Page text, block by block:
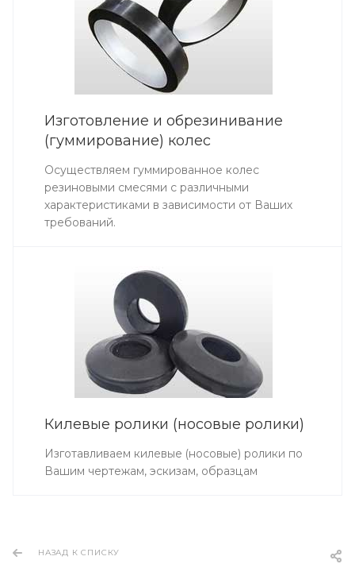
Изготовление и обрезинивание
(гуммирование) колес
Осуществляем гуммированное колес
резиновыми смесями с различными
характеристиками в зависимости от Ваших
требований.
Килевые ролики (носовые ролики)
Изготавливаем килевые (носовые) ролики по
Вашим чертежам, эскизам, образцам
НАЗАД К СПИСКУ